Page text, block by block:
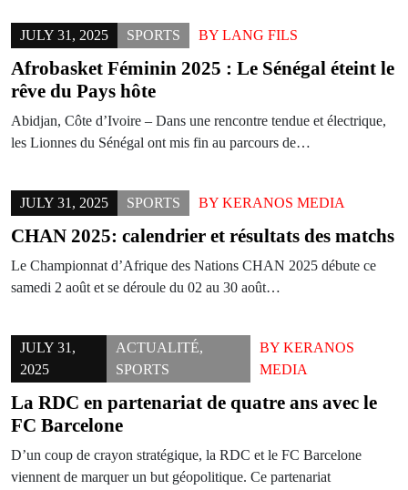
JULY 31, 2025 SPORTS BY LANG FILS
Afrobasket Féminin 2025 : Le Sénégal éteint le
rêve du Pays hôte
Abidjan, Côte d’Ivoire – Dans une rencontre tendue et électrique,
les Lionnes du Sénégal ont mis fin au parcours de…
JULY 31, 2025 SPORTS BY KERANOS MEDIA
CHAN 2025: calendrier et résultats des matchs
Le Championnat d’Afrique des Nations CHAN 2025 débute ce
samedi 2 août et se déroule du 02 au 30 août…
JULY 31,
2025
ACTUALITÉ,
SPORTS
BYKERANOS
MEDIA
La RDC en partenariat de quatre ans avec le
FC Barcelone
D’un coup de crayon stratégique, la RDC et le FC Barcelone
viennent de marquer un but géopolitique. Ce partenariat